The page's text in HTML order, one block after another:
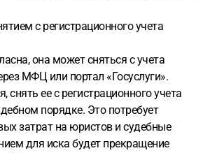
с регистрационного учета
она может сняться с учета
МФЦ или портал «Госуслуги».
снять ее с регистрационного учета
порядке. Это потребует
затрат на юристов и судебные
для иска будет прекращение